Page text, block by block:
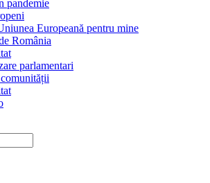
pandemie
Europeană pentru mine
România
parlamentari